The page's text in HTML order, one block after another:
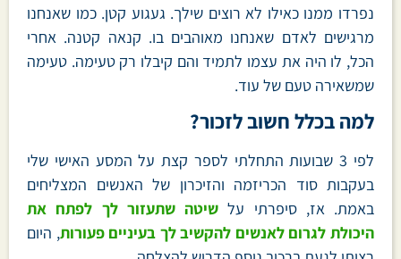
נפרדו ממנו כאילו לא רוצים שילך. געגוע קטן. כמו שאנחנו
מרגישים לאדם שאנחנו מאוהבים בו. קנאה קטנה. אחרי
הכל, לו היה את עצמו לתמיד והם קיבלו רק טעימה. טעימה
שמשאירה טעם של עוד.
למה בכלל חשוב לזכור?
לפי 3 שבועות התחלתי לספר קצת על המסע האישי שלי
בעקבות סוד הכריזמה והזיכרון של האנשים המצליחים
באמת. אז, סיפרתי על שיטה שתעזור לך לפתח את
היכולת לגרום לאנשים להקשיב לך בעיניים פעורות, היום